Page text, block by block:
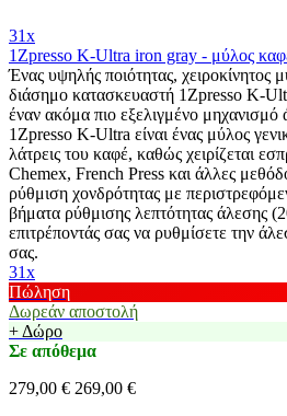
31x
1Zpresso K-Ultra iron gray - μύλος
Ένας υψηλής ποιότητας, χειροκίνητος
διάσημο κατασκευαστή 1Zpresso K-
έναν ακόμα πιο εξελιγμένο
1Zpresso K-Ultra είναι ένας μύλος
λάτρεις του καφέ, καθώς χειρίζεται
Chemex, French Press και άλλες
ρύθμιση χονδρότητας με
βήματα ρύθμισης λεπτότητας άλεσης
επιτρέποντάς σας να ρυθμίσετε την
σας.
31x
Πώληση
Δωρεάν αποστολή
+ Δώρο
Σε απόθεμα
279,00 € 269,00 €